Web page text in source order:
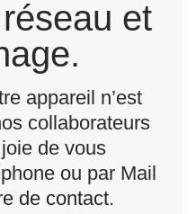
et
appareil n’est
collaborateurs
de vous
ou par Mail
de contact.